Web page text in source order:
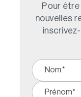
Pour être
nouvelles